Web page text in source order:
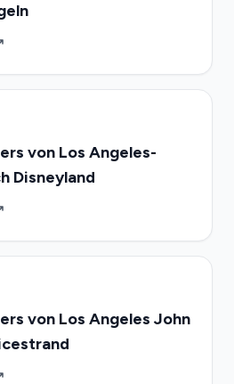
von Los Angeles-
Disneyland
von Los Angeles John